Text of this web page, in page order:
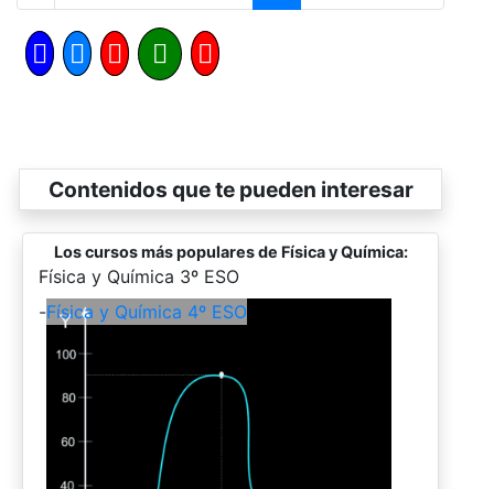
Contenidos que te pueden interesar
Los cursos más populares de Física y Química:
-
Física y Química 3º ESO
-Física y Química 4º ESO